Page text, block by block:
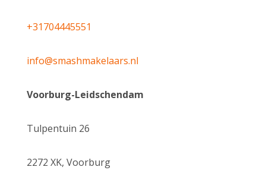
+31704445551
info@smashmakelaars.nl
Voorburg-Leidschendam
Tulpentuin 26
2272 XK, Voorburg